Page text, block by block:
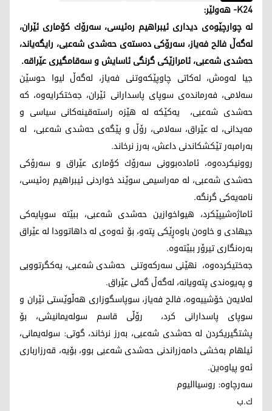
K24- هه‌ولێر:
له‌ چوارچێوه‌ی دیداری ئیبراهیم ره‌ئیسی، سه‌رۆك كۆماری ئێران،
له‌گه‌ڵ فالح فه‌یاز، سه‌رۆكی ده‌سته‌ی حه‌شدی شه‌عبی، رایگه‌یاند،
حه‌شدی شه‌عبی، ئامرازێكی گرنگی ئاسایش و سه‌قامگیری عێراقه‌.
جیا له‌وه‌ش، له‌كاتی چاوپێكه‌وتنی فه‌یاز، له‌گه‌ڵ لیوا حوسێن
سه‌لامی، فه‌رمانده‌ی سوپای پاسدارانی ئێران، جه‌ختكرایه‌وه‌، كه‌
حه‌شدی شه‌عبی، یه‌كێكه‌ له‌ هێزه‌ راسته‌قینه‌كانی سیاسی و
مه‌یدانی، له‌ عێراق، سه‌لامی، رۆڵ و پێگه‌ی حه‌شدی شه‌عبی، له‌
به‌رامبه‌ر تێكشكاندنی داعش، به‌رز نرخاند.
روونیكرده‌وه‌، ئاماده‌بوونی سه‌رۆك كۆماری عێراق و سه‌رۆكی
حه‌شدی شه‌عبی، له‌ مه‌راسیمی سوێند خواردنی ئیبراهیم ره‌ئیسی،
نامه‌یه‌كی گرنگه‌.
ئاماژه‌شیپێكرد، هیواخوازین حه‌شدی شه‌عبی، ببێته‌ سوپایه‌كی
جیهادی و خاوه‌ن باوه‌ڕێكی پته‌و، بۆ ئه‌وه‌ی له‌ داهاتوودا له‌ عێراق
به‌ره‌نگاری تیرۆر ببێته‌وه‌.
جه‌ختیكرده‌وه‌، نهێنی سه‌ركه‌وتنی حه‌شدی شه‌عبی، یه‌كگرتوویی
و په‌یوه‌ندی پته‌ویانه‌، له‌گه‌ڵ گه‌لی عێراق.
له‌لایه‌ن خۆشییه‌وه‌، فالح فه‌یاز، سوپاسگوزاری هه‌ڵوێستی ئێران و
سوپای پاسدارانی كرد، رۆڵی قاسم سوله‌یمانیشی، بۆ
پشتگیریكردن له‌ حه‌شدی شه‌عبی، به‌رز نرخاند، گوتی: سوله‌یمانی،
ئیلهام به‌خشی دامه‌زراندنی حه‌شدی شه‌عبی بوو، بۆیه، قه‌رزارباری
ئه‌و پیاوه‌ین.
سه‌رچاوه‌: روسیاالیوم
ك.ب